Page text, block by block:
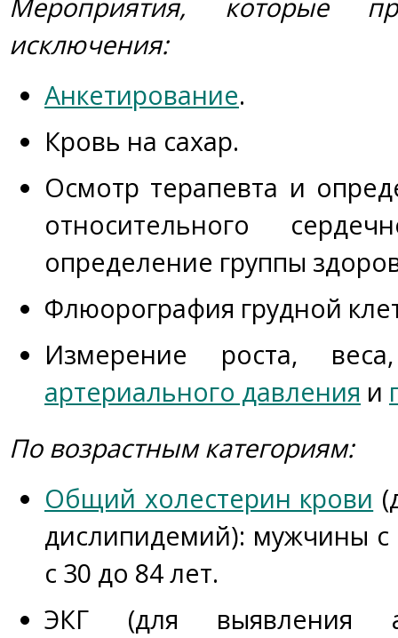
исключения:
Анкетирование.
Кровь на сахар.
Осмотр терапевта и
относительного
определение группы
Флюорография грудной
Измерение роста,
артериального давления и
По возрастным категориям:
Общий холестерин крови
дислипидемий): мужчины
с 30 до 84 лет.
ЭКГ (для выявления